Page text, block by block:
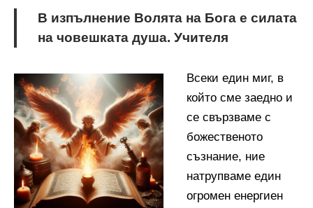
В изпълнение Волята на Бога е силата
на човешката душа. Учителя
Всеки един миг, в
който сме заедно и
се свързваме с
божественото
съзнание, ние
натрупваме един
огромен енергиен